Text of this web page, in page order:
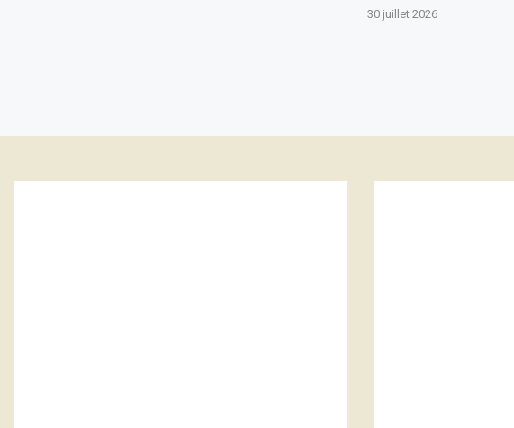
30 juillet 2026